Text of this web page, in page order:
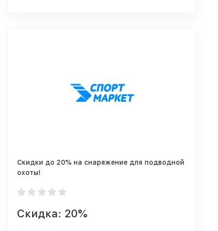
Скидки до 20% на снаряжение для подводной
охоты!
Скидка: 20%